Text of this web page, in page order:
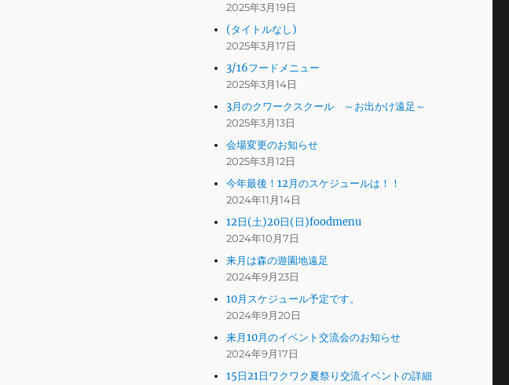
2025年3月19日
(タイトルなし)
2025年3月17日
3/16フードメニュー
2025年3月14日
3月のクワークスクール ～お出かけ遠足～
2025年3月13日
会場変更のお知らせ
2025年3月12日
今年最後！12月のスケジュールは！！
2024年11月14日
12日(土)20日(日)foodmenu
2024年10月7日
来月は森の遊園地遠足
2024年9月23日
10月スケジュール予定です。
2024年9月20日
来月10月のイベント交流会のお知らせ
2024年9月17日
15日21日ワクワク夏祭り交流イベントの詳細